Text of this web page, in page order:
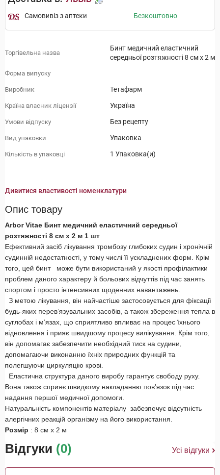
Самовивіз з аптеки Безкоштовно
Торгівельна назва
Бинт медичний еластичний
середньої розтяжності 8 см х 2 м
Форма випуску
Виробник Тетафарм
Країна власник ліцензії Україна
Умови відпуску Без рецепту
Вид упаковки Упаковка
Кількість в упаковці 1 Упаковка(и)
Дивитися властивості номенклатури
Опис товару
Arbor Vitae Бинт медичний еластичний середньої
розтяжності 8 см х 2 м 1 шт
Ефективний засіб лікування тромбозу глибоких судин і хронічній
судинній недостатності, у тому числі її ускладнених форм. Крім
того, цей бинт
може бути використаний у якості профілактики
проблем даного характеру й больових відчуттів під час занять
спортом і просто інтенсивних щоденних навантажень.
З метою лікування, він найчастіше застосовується для фіксації
будь-яких перев’язувальних засобів, а також збереження тепла в
суглобах і м’язах, що сприятливо впливає на процес їхнього
відновлення і прияє швидшому процесу вилікування. Крім того,
він допомагає забезпечити необхідний тиск на судини,
допомагаючи виконанню їхніх природних функцій та
полегшуючи циркуляцію крові.
Еластична структура даного виробу гарантує свободу руху.
Вона також сприяє швидкому накладанню пов’язок під час
надання першої медичної допомоги.
Натуральність компонентів матеріалу забезпечує відсутність
алергічних реакцій організму на його використання.
Розмір : 8 см х 2 м
Відгуки (0) Усі відгуки